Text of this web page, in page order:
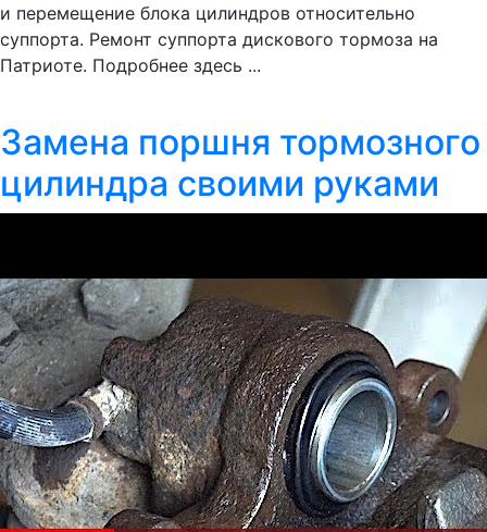
и перемещение блока цилиндров относительно
суппорта. Ремонт суппорта дискового тормоза на
Патриоте. Подробнее здесь ...
Замена поршня тормозного
цилиндра своими руками